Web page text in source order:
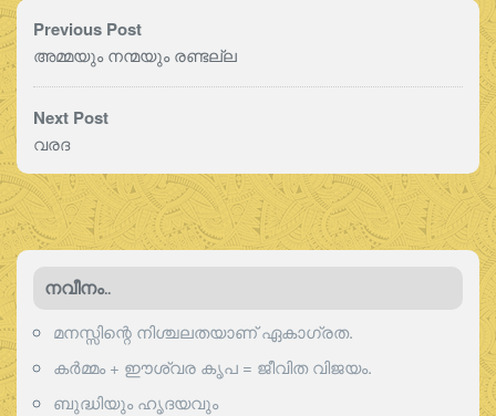
Previous Post
അമ്മയും നന്മയും രണ്ടല്ല
Next Post
വരദ
നവീനം..
മനസ്സിന്റെ നിശ്ചലതയാണ് ഏകാഗ്രത.
കർമ്മം + ഈശ്വര കൃപ = ജീവിത വിജയം.
ബുദ്ധിയും ഹൃദയവും